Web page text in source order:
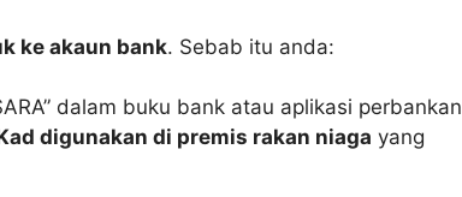
ke akaun bank. Sebab itu anda:
dalam buku bank atau aplikasi perbankan
digunakan di premis rakan niaga yang